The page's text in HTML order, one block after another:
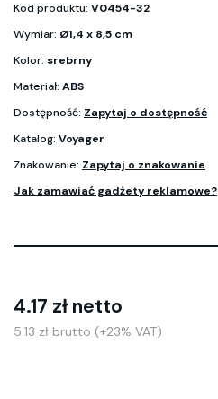
Kod produktu: V0454-32
Wymiar: Ø1,4 x 8,5 cm
Kolor: srebrny
Materiał: ABS
Dostępność: Zapytaj o dostępność
Katalog: Voyager
Znakowanie: Zapytaj o znakowanie
Jak zamawiać gadżety reklamowe?
4.17 zł netto
5.13 zł brutto (+23% VAT)